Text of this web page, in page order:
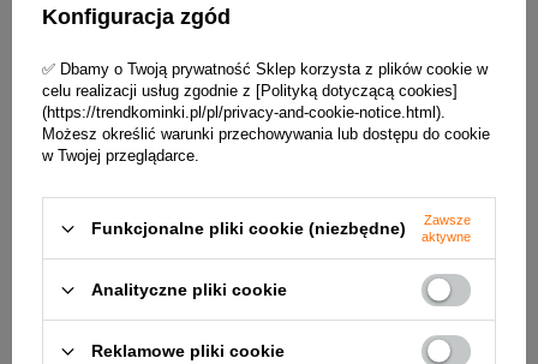
- bardzo łatwy i szybki montaż
- duża trwałość
Konfiguracja zgód
✅ Dbamy o Twoją prywatność Sklep korzysta z plików cookie w
celu realizacji usług zgodnie z [Polityką dotyczącą cookies]
(https://trendkominki.pl/pl/privacy-and-cookie-notice.html).
Możesz określić warunki przechowywania lub dostępu do cookie
w Twojej przeglądarce.
Funkcjonalne pliki cookie (niezbędne)
Zawsze
aktywne
Analityczne pliki cookie
Reklamowe pliki cookie